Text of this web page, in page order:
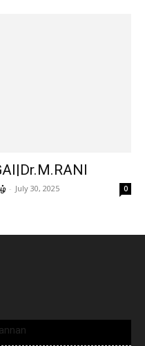
- July 30, 2025 0